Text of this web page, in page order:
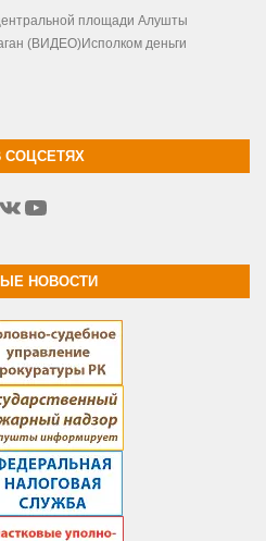
площади Алушты
(ВИДЕО)Исполком деньги
ВКонтакте
YouTube
НОВОСТИ